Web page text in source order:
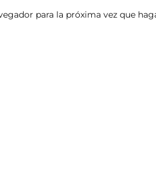
para la próxima vez que